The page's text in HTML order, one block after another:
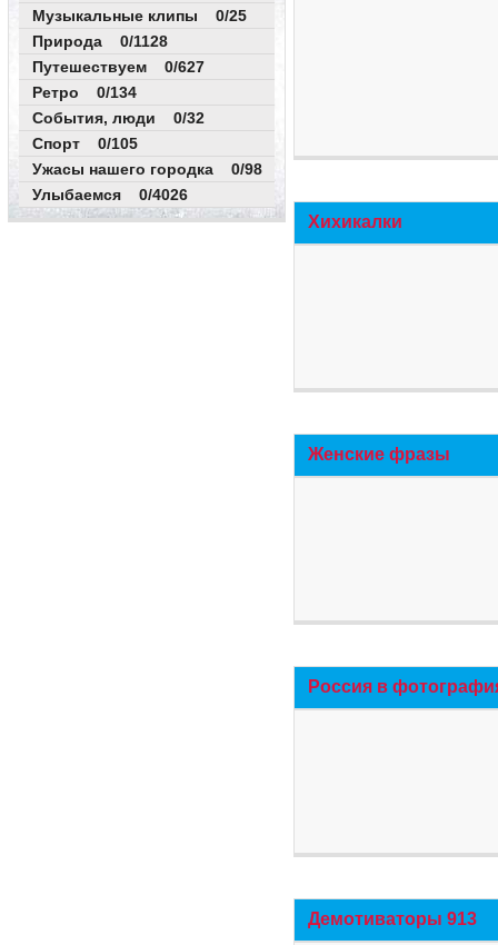
Музыкальные клипы 0/25
Природа 0/1128
Путешествуем 0/627
Ретро 0/134
События, люди 0/32
Спорт 0/105
Ужасы нашего городка 0/98
Улыбаемся 0/4026
Хихикалки
Женские фразы
Россия в
Демотиваторы 913